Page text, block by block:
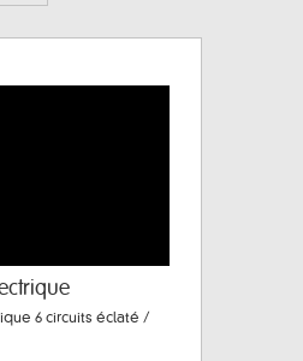
6 circuits éclaté /